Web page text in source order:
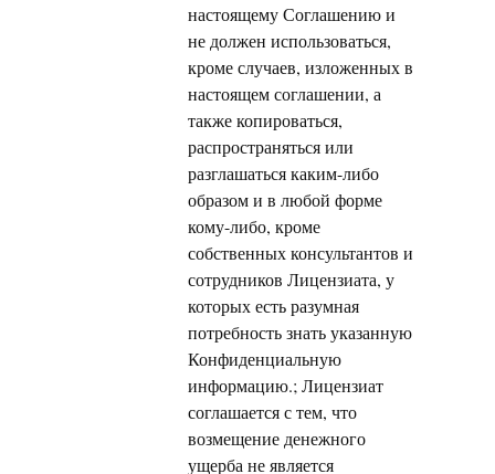
настоящему Соглашению и
не должен использоваться,
кроме случаев, изложенных в
настоящем соглашении, а
также копироваться,
распространяться или
разглашаться каким-либо
образом и в любой форме
кому-либо, кроме
собственных консультантов и
сотрудников Лицензиата, у
которых есть разумная
потребность знать указанную
Конфиденциальную
информацию.; Лицензиат
соглашается с тем, что
возмещение денежного
ущерба не является